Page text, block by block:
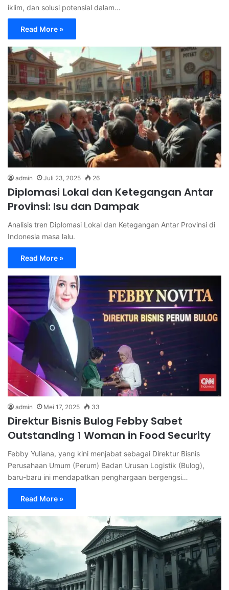
iklim, dan solusi potensial dalam…
Read More »
admin Juli 23, 2025 26
Diplomasi Lokal dan Ketegangan Antar
Provinsi: Isu dan Dampak
Analisis tren Diplomasi Lokal dan Ketegangan Antar Provinsi di
Indonesia masa lalu.
Read More »
admin Mei 17, 2025 33
Direktur Bisnis Bulog Febby Sabet
Outstanding 1 Woman in Food Security
Febby Yuliana, yang kini menjabat sebagai Direktur Bisnis
Perusahaan Umum (Perum) Badan Urusan Logistik (Bulog),
baru-baru ini mendapatkan penghargaan bergengsi…
Read More »